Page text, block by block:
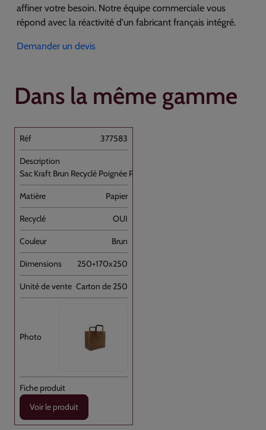
affiner votre besoin. Notre équipe commerciale vous
répond avec la réactivité d'un fabricant français intégré.
Demander un devis
Dans la même gamme
377583
Sac Kraft Brun Recyclé Poignée Plate [...]
Papier
OUI
Brun
250+170x250
Carton de 250
Voir le produit